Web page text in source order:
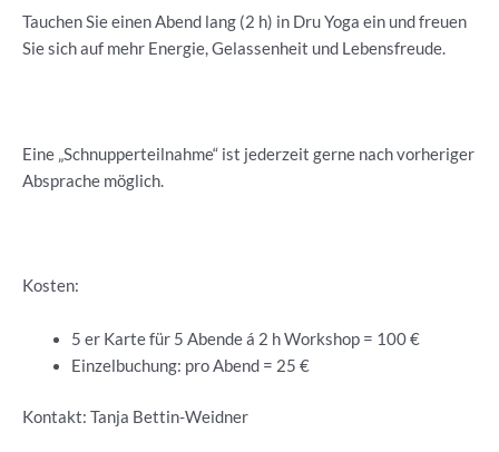
Tauchen Sie einen Abend lang (2 h) in Dru Yoga ein und freuen
Sie sich auf mehr Energie, Gelassenheit und Lebensfreude.
Eine „Schnupperteilnahme“ ist jederzeit gerne nach vorheriger
Absprache möglich.
Kosten:
5 er Karte für 5 Abende á 2 h Workshop = 100 €
Einzelbuchung: pro Abend = 25 €
Kontakt: Tanja Bettin-Weidner